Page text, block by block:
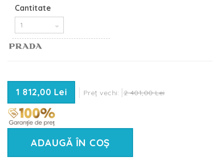
Cantitate
1 812,00 Lei Preț vechi: 2 401,00 Lei
ADAUGĂ ÎN COȘ